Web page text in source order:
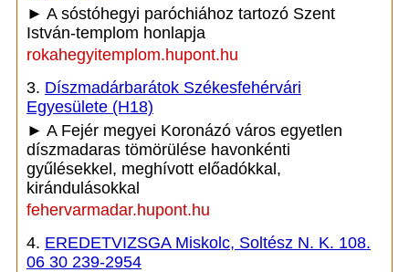
► A sóstóhegyi paróchiához tartozó Szent
István-templom honlapja
rokahegyitemplom.hupont.hu
3. Díszmadárbarátok Székesfehérvári
Egyesülete (H18)
► A Fejér megyei Koronázó város egyetlen
díszmadaras tömörülése havonkénti
gyűlésekkel, meghívott előadókkal,
kirándulásokkal
fehervarmadar.hupont.hu
4. EREDETVIZSGA Miskolc, Soltész N. K. 108.
06 30 239-2954